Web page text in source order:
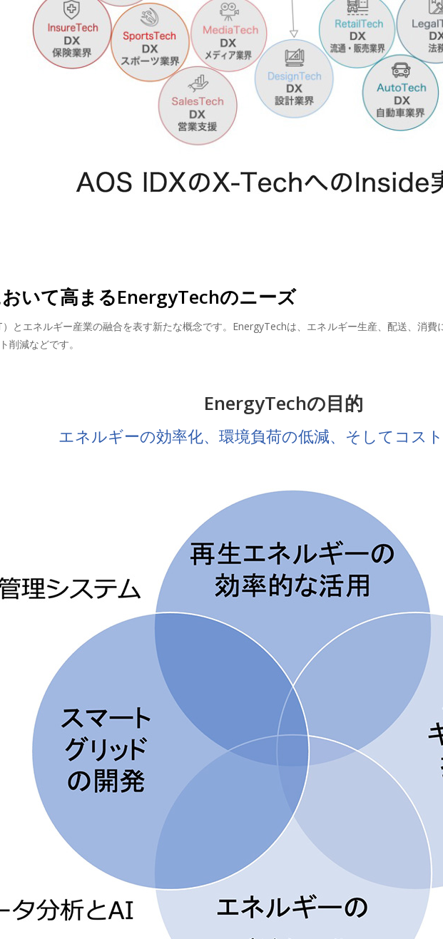
いて高まるEnergyTechのニーズ
）とエネルギー産業の融合を表す新たな概念です。EnergyTechは、エネルギー生産、配送、消
削減などです。
EnergyTechの目的
エネルギーの効率化、環境負荷の低減、そしてコス